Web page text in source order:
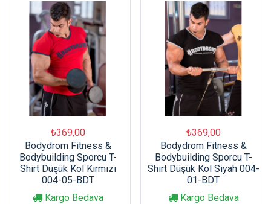
₺369,00
Bodydrom Fitness &
Bodybuilding Sporcu T-
Shirt Düşük Kol Kırmızı
004-05-BDT
Kargo Bedava
₺369,00
Bodydrom Fitness &
Bodybuilding Sporcu T-
Shirt Düşük Kol Siyah 004-
01-BDT
Kargo Bedava